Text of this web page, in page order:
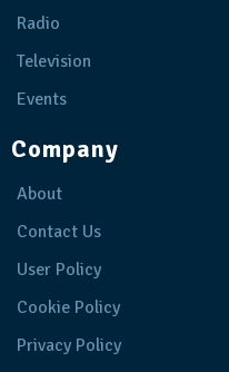
Radio
Television
Events
Company
About
Contact Us
User Policy
Cookie Policy
Privacy Policy